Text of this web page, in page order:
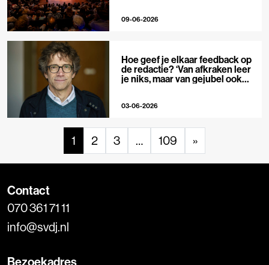
09-06-2026
Hoe geef je elkaar feedback op
de redactie? ‘Van afkraken leer
je niks, maar van gejubel ook
03-06-2026
1 2 3 … 109 »
Contact
070 361 71 11
info@svdj.nl
Bezoekadres